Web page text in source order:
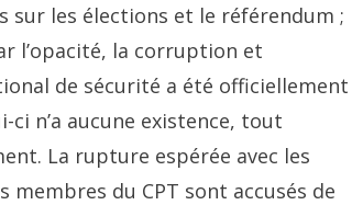
sur les élections et le référendum ;
l’opacité, la corruption et
de sécurité a été officiellement
n’a aucune existence, tout
La rupture espérée avec les
membres du CPT sont accusés de